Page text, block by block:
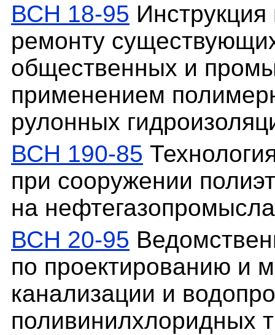
ВСН 18-95
ремонту
общественных и
применением
рулонных
ВСН 190-85
при сооружении
на
ВСН 20-95
по проектированию и
канализации и
поливинилхлоридных